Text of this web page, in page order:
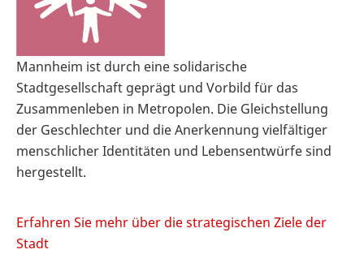
Mannheim ist durch eine solidarische
Stadtgesellschaft geprägt und Vorbild für das
Zusammenleben in Metropolen. Die Gleichstellung
der Geschlechter und die Anerkennung vielfältiger
menschlicher Identitäten und Lebensentwürfe sind
hergestellt.
Erfahren Sie mehr über die strategischen Ziele der
Stadt